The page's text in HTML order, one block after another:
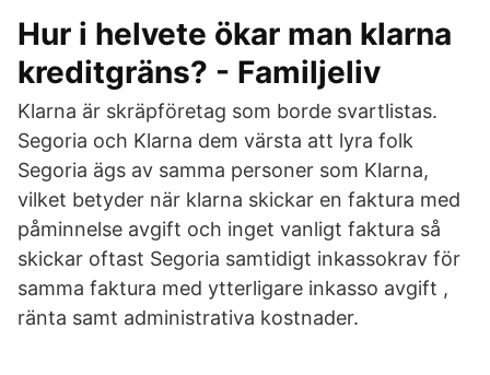
Hur i helvete ökar man klarna
kreditgräns? - Familjeliv
Klarna är skräpföretag som borde svartlistas.
Segoria och Klarna dem värsta att lyra folk
Segoria ägs av samma personer som Klarna,
vilket betyder när klarna skickar en faktura med
påminnelse avgift och inget vanligt faktura så
skickar oftast Segoria samtidigt inkassokrav för
samma faktura med ytterligare inkasso avgift ,
ränta samt administrativa kostnader.